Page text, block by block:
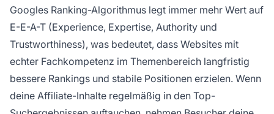
Googles Ranking-Algorithmus legt immer mehr Wert auf
E-E-A-T (Experience, Expertise, Authority und
Trustworthiness), was bedeutet, dass Websites mit
echter Fachkompetenz im Themenbereich langfristig
bessere Rankings und stabile Positionen erzielen. Wenn
deine Affiliate-Inhalte regelmäßig in den Top-